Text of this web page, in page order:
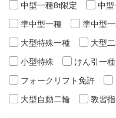
中型一種8t限定
中型
準中型一種
準中型
大型特殊一種
大型
小型特殊
けん引一種
フォークリフト免許
大型自動二輪
教習